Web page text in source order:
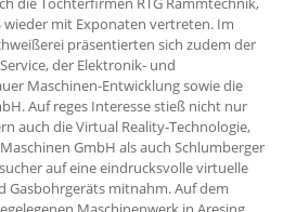
wieder mit Exponaten vertreten. Im
präsentierten sich zudem der
der Elektronik- und
Maschinen-Entwicklung sowie die
Auf reges Interesse stieß nicht nur
auch die Virtual Reality-Technologie,
GmbH als auch Schlumberger
auf eine eindrucksvolle virtuelle
Gasbohrgeräts mitnahm. Auf dem